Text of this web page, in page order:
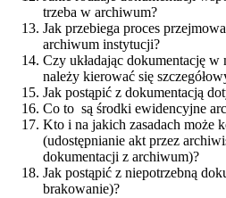
trzeba w archiwum?
Jak przebiega proces
archiwum instytucji?
Czy układając dokumentację
należy kierować się
Jak postąpić z dokumentacją
Co to są środki ewidencyjne
Kto i na jakich zasadach może
(udostępnianie akt przez
dokumentacji z archiwum)?
Jak postąpić z niepotrzebną
brakowanie)?